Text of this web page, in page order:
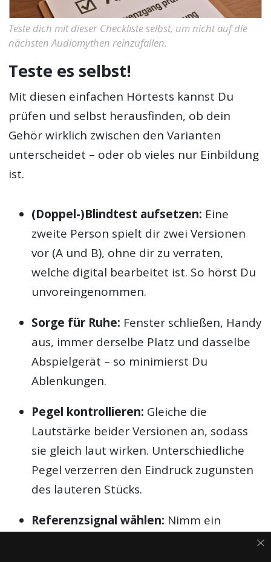
Teste dich mit dieser Checkliste selbst, um nicht auf die
nächsten Audiomythen reinzufallen.
Teste es selbst!
Mit diesen einfachen Hörtests kannst Du
prüfen und selbst herausfinden, ob dein
Gehör wirklich zwischen den Varianten
unterscheidet – oder ob vieles nur Einbildung
ist.
(Doppel-)Blindtest aufsetzen: Eine
zweite Person spielt dir zwei Versionen
vor (A und B), ohne dir zu verraten,
welche digital bearbeitet ist. So hörst Du
unvoreingenommen.
Sorge für Ruhe: Fenster schließen, Handy
aus, immer derselbe Platz und dasselbe
Abspielgerät – so minimierst Du
Ablenkungen.
Pegel kontrollieren: Gleiche die
Lautstärke beider Versionen an, sodass
sie gleich laut wirken. Unterschiedliche
Pegel verzerren den Eindruck zugunsten
des lauteren Stücks.
Referenzsignal wählen: Nimm ein